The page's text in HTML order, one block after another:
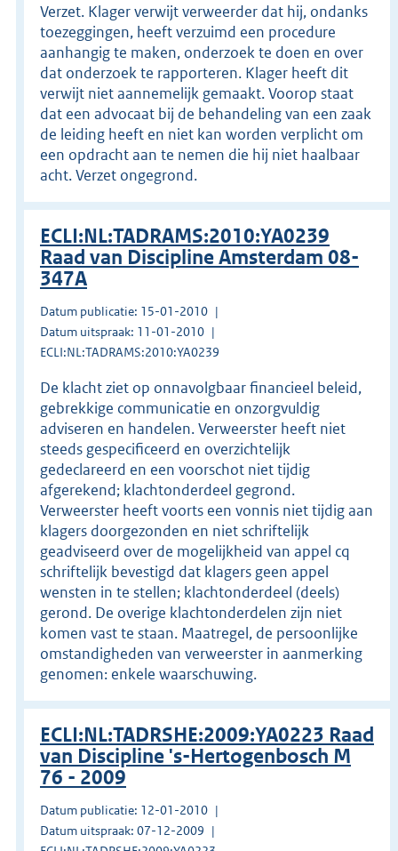
Verzet. Klager verwijt verweerder dat hij, ondanks
toezeggingen, heeft verzuimd een procedure
aanhangig te maken, onderzoek te doen en over
dat onderzoek te rapporteren. Klager heeft dit
verwijt niet aannemelijk gemaakt. Voorop staat
dat een advocaat bij de behandeling van een zaak
de leiding heeft en niet kan worden verplicht om
een opdracht aan te nemen die hij niet haalbaar
acht. Verzet ongegrond.
ECLI:NL:TADRAMS:2010:YA0239
Raad van Discipline Amsterdam 08-
347A
Datum publicatie: 15-01-2010
Datum uitspraak: 11-01-2010
ECLI:NL:TADRAMS:2010:YA0239
De klacht ziet op onnavolgbaar financieel beleid,
gebrekkige communicatie en onzorgvuldig
adviseren en handelen. Verweerster heeft niet
steeds gespecificeerd en overzichtelijk
gedeclareerd en een voorschot niet tijdig
afgerekend; klachtonderdeel gegrond.
Verweerster heeft voorts een vonnis niet tijdig aan
klagers doorgezonden en niet schriftelijk
geadviseerd over de mogelijkheid van appel cq
schriftelijk bevestigd dat klagers geen appel
wensten in te stellen; klachtonderdeel (deels)
gerond. De overige klachtonderdelen zijn niet
komen vast te staan. Maatregel, de persoonlijke
omstandigheden van verweerster in aanmerking
genomen: enkele waarschuwing.
ECLI:NL:TADRSHE:2009:YA0223 Raad
van Discipline 's-Hertogenbosch M
76 - 2009
Datum publicatie: 12-01-2010
Datum uitspraak: 07-12-2009